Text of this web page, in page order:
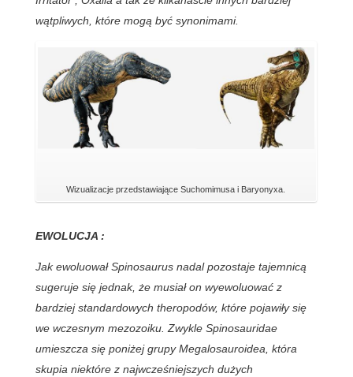
wątpliwych, które mogą być synonimami.
Wizualizacje przedstawiające Suchomimusa i Baryonyxa.
EWOLUCJA :
Jak ewoluował Spinosaurus nadal pozostaje tajemnicą
sugeruje się jednak, że musiał on wyewoluować z
bardziej standardowych theropodów, które pojawiły się
we wczesnym mezozoiku. Zwykle Spinosauridae
umieszcza się poniżej grupy Megalosauroidea, która
skupia niektóre z najwcześniejszych dużych